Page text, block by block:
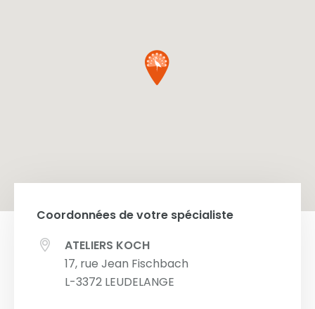
Coordonnées de votre spécialiste
ATELIERS KOCH
17, rue Jean Fischbach
L-3372 LEUDELANGE